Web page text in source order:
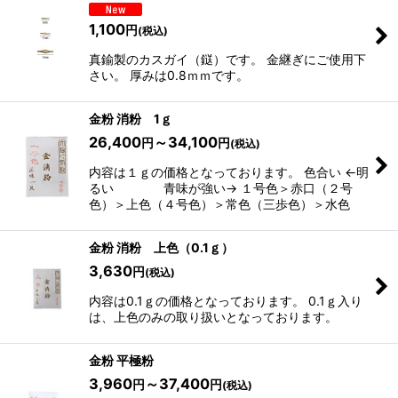
並び順
絞り込む
1,100円(税込)
真鍮製のカスガイ（鎹）です。 金継ぎにご使用下
さい。 厚みは0.8ｍｍです。
金粉 消粉 1ｇ
26,400円 ～34,100円(税込)
内容は１ｇの価格となっております。 色合い ←明
るい 青味が強い→ １号色＞赤口（２号
色）＞上色（４号色）＞常色（三歩色）＞水色
金粉 消粉 上色（0.1ｇ）
3,630円 (税込)
内容は0.1ｇの価格となっております。 0.1ｇ入り
は、上色のみの取り扱いとなっております。
金粉 平極粉
3,960円 ～37,400円 (税込)